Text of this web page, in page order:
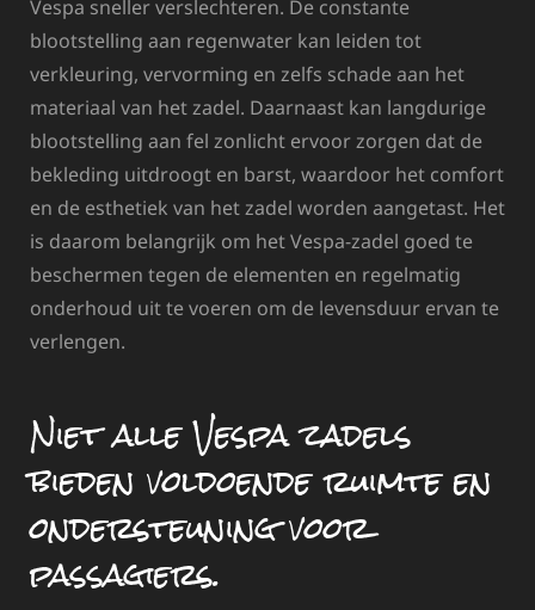
Vespa sneller verslechteren. De constante
blootstelling aan regenwater kan leiden tot
verkleuring, vervorming en zelfs schade aan het
materiaal van het zadel. Daarnaast kan langdurige
blootstelling aan fel zonlicht ervoor zorgen dat de
bekleding uitdroogt en barst, waardoor het comfort
en de esthetiek van het zadel worden aangetast. Het
is daarom belangrijk om het Vespa-zadel goed te
beschermen tegen de elementen en regelmatig
onderhoud uit te voeren om de levensduur ervan te
verlengen.
Niet alle Vespa zadels
bieden voldoende ruimte en
ondersteuning voor
passagiers.